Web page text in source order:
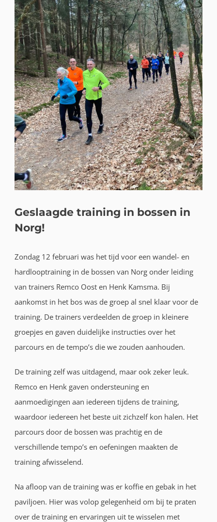
Geslaagde training in bossen in
Norg!
Zondag 12 februari was het tijd voor een wandel- en
hardlooptraining in de bossen van Norg onder leiding
van trainers Remco Oost en Henk Kamsma. Bij
aankomst in het bos was de groep al snel klaar voor de
training. De trainers verdeelden de groep in kleinere
groepjes en gaven duidelijke instructies over het
parcours en de tempo’s die we zouden aanhouden.
De training zelf was uitdagend, maar ook zeker leuk.
Remco en Henk gaven ondersteuning en
aanmoedigingen aan iedereen tijdens de training,
waardoor iedereen het beste uit zichzelf kon halen. Het
parcours door de bossen was prachtig en de
verschillende tempo’s en oefeningen maakten de
training afwisselend.
Na afloop van de training was er koffie en gebak in het
paviljoen. Hier was volop gelegenheid om bij te praten
over de training en ervaringen uit te wisselen met